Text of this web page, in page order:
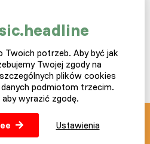
blog z pasją
Twoich potrzeb. Aby być jak
Twojej zgody na
plików cookies
podmiotom trzecim.
aby wyrazić zgodę.
Ustawienia